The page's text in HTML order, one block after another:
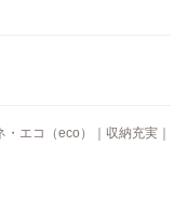
・エコ（eco）｜収納充実｜